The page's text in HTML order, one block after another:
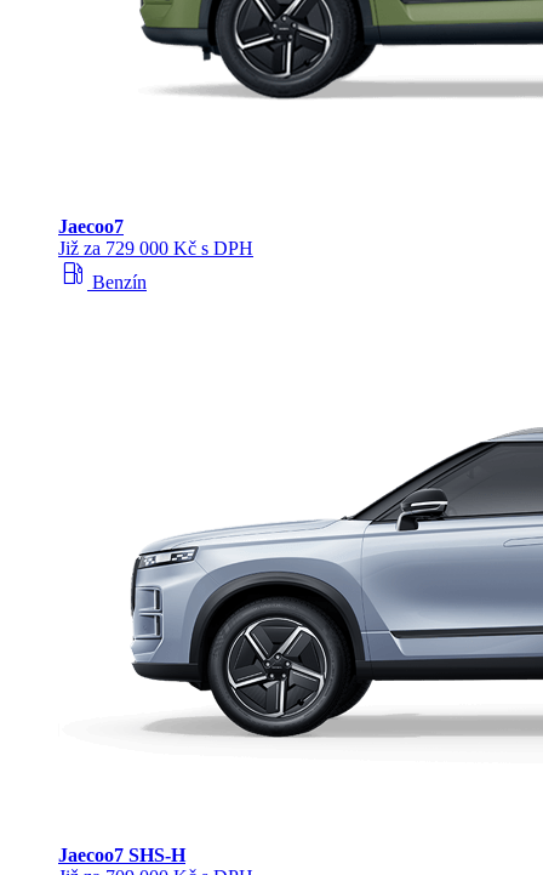
Jaecoo7
Již za 729 000 Kč s DPH
local_gas_station Benzín
Jaecoo7 SHS-H